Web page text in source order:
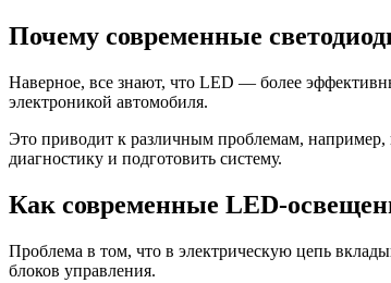
Почему современные
Наверное, все знают, что LED — более
электроникой автомобиля.
Это приводит к различным проблемам, например,
диагностику и подготовить систему.
Как современные LED-
Проблема в том, что в электрическую цепь
блоков управления.